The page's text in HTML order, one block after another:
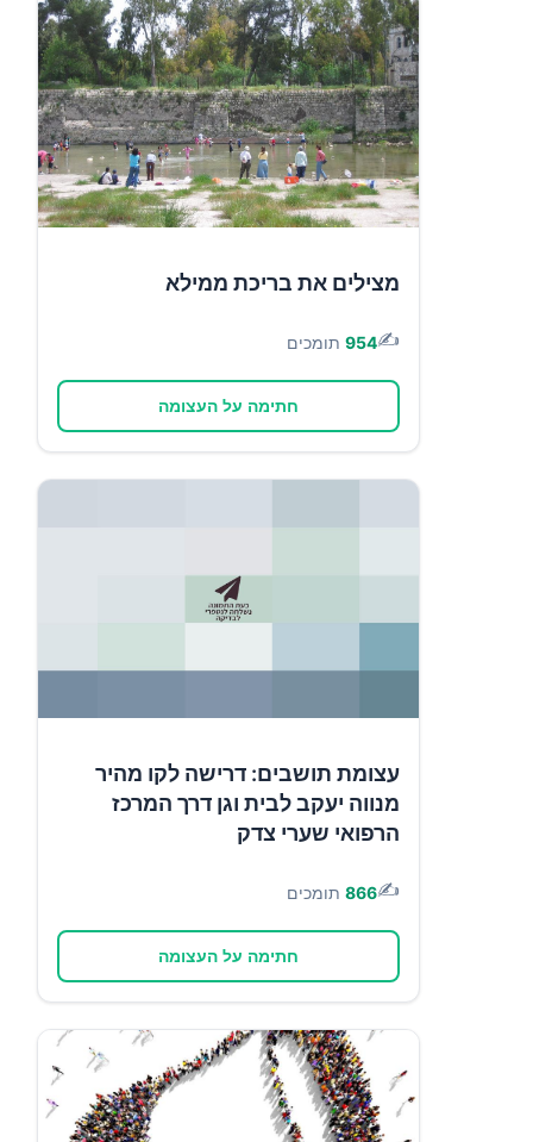
מצילים את בריכת ממילא
✍️
954 תומכים
חתימה על העצומה
עצומת תושבים: דרישה לקו מהיר
מנווה יעקב לבית וגן דרך המרכז
הרפואי שערי צדק
✍️
866 תומכים
חתימה על העצומה